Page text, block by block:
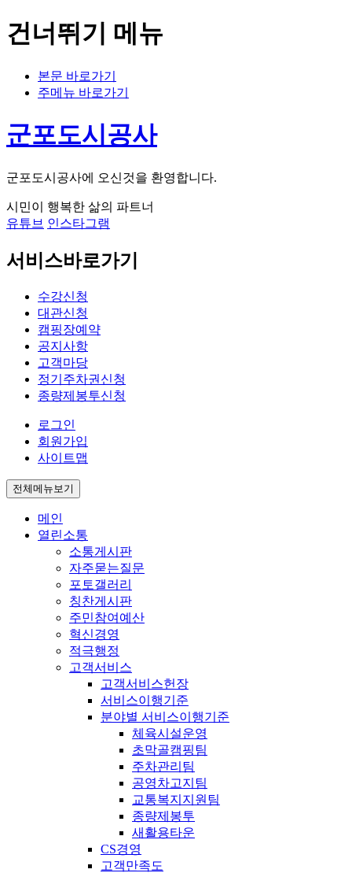
건너뛰기 메뉴
본문 바로가기
주메뉴 바로가기
군포도시공사
군포도시공사에 오신것을 환영합니다.
시민이 행복한 삶의 파트너
유튜브 인스타그램
서비스바로가기
수강신청
대관신청
캠핑장예약
공지사항
고객마당
정기주차권신청
종량제봉투신청
로그인
회원가입
사이트맵
전체메뉴보기
메인
열린소통
소통게시판
자주묻는질문
포토갤러리
칭찬게시판
주민참여예산
혁신경영
적극행정
고객서비스
고객서비스헌장
서비스이행기준
분야별 서비스이행기준
체육시설운영
초막골캠핑팀
주차관리팀
공영차고지팀
교통복지지원팀
종량제봉투
새활용타운
CS경영
고객만족도